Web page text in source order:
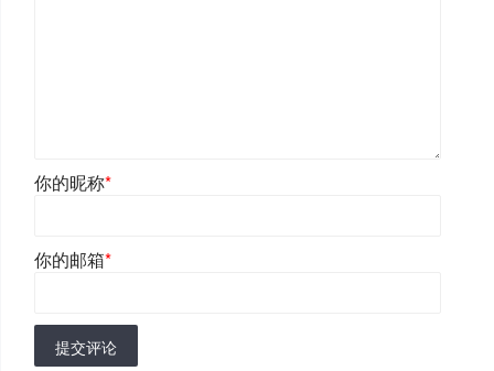
你的昵称*
你的邮箱*
提交评论